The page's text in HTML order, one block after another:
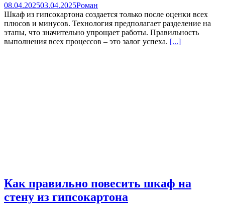
08.04.202503.04.2025Роман
Шкаф из гипсокартона создается только после оценки всех
плюсов и минусов. Технология предполагает разделение на
этапы, что значительно упрощает работы. Правильность
выполнения всех процессов – это залог успеха. [...]
Как правильно повесить шкаф на
стену из гипсокартона